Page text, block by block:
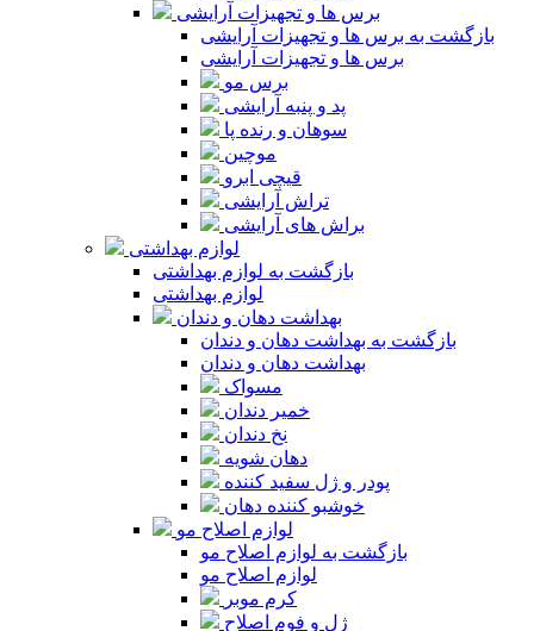
برس ها و تجهیزات آرایشی
بازگشت به برس ها و تجهیزات آرایشی
برس ها و تجهیزات آرایشی
برس مو
پد و پنبه آرایشی
سوهان و رنده پا
موچین
قیچی ابرو
تراش آرایشی
براش های آرایشی
لوازم بهداشتی
بازگشت به لوازم بهداشتی
لوازم بهداشتی
بهداشت دهان و دندان
بازگشت به بهداشت دهان و دندان
بهداشت دهان و دندان
مسواک
خمیر دندان
نخ دندان
دهان شویه
پودر و ژل سفید کننده
خوشبو کننده دهان
لوازم اصلاح مو
بازگشت به لوازم اصلاح مو
لوازم اصلاح مو
کرم موبر
ژل و فوم اصلاح